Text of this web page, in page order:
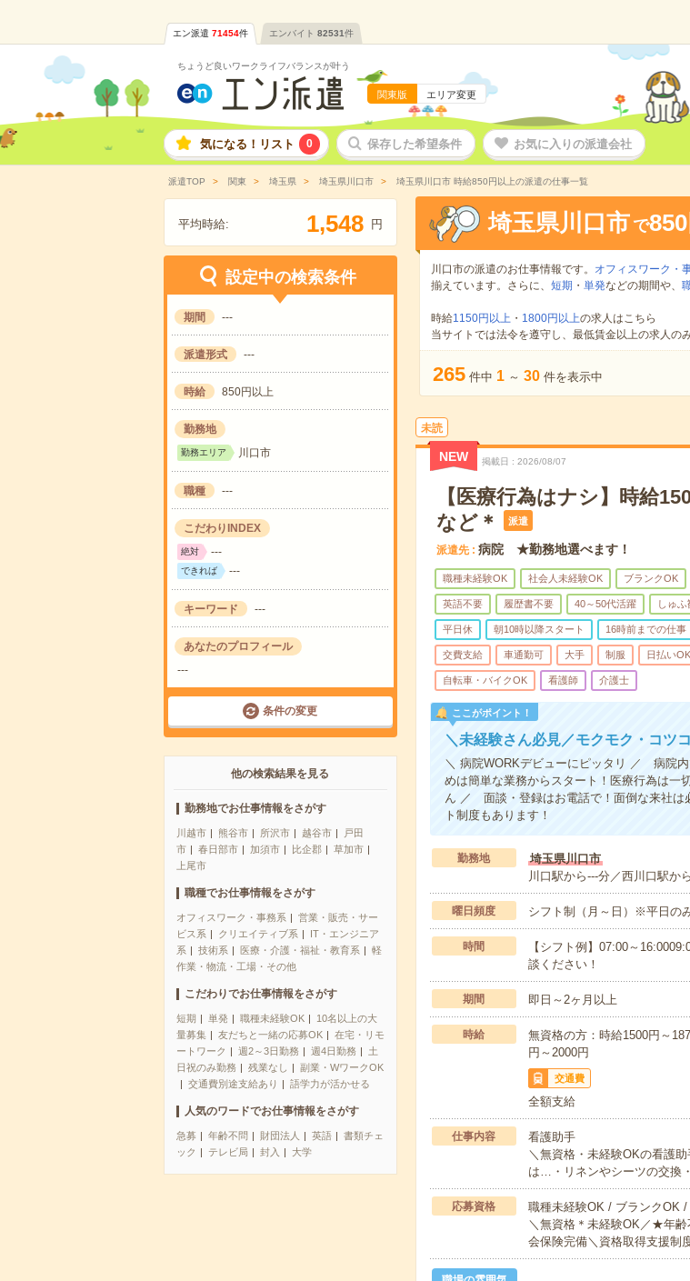
エン派遣 71454件 エンバイト 82531件
ちょうど良いワークライフバランスが叶う
関東版 エリア変更
気になる！リスト 0 保存した希望条件 お気に入りの派遣会社
派遣TOP 関東 埼玉県 埼玉県川口市 埼玉県川口市 時給850円以上の派遣の仕事一覧
平均時給: 1,548 円
設定中の検索条件
期間 ---
派遣形式 ---
時給 850円以上
勤務地
勤務エリア 川口市
職種 ---
こだわりINDEX
絶対 ---
できれば ---
キーワード ---
あなたのプロフィール
---
条件の変更
他の検索結果を見る
勤務地でお仕事情報をさがす
川越市 熊谷市 所沢市 越谷市
戸田
市
春日部市 加須市 比企郡
草加市
上尾市
職種でお仕事情報をさがす
オフィスワーク・事務系
営業・販売・サー
ビス系
クリエイティブ系
IT・エンジニア
系
技術系 医療・介護・福祉・教育系
軽
作業・物流・工場・その他
こだわりでお仕事情報をさがす
短期 単発 職種未経験OK
10名以上の大
量募集
友だちと一緒の応募OK
在宅・リモ
ートワーク
週2～3日勤務 週4日勤務
土
日祝のみ勤務
残業なし
副業・WワークOK
交通費別途支給あり
語学力が活かせる
人気のワードでお仕事情報をさがす
急募 年齢不問 財団法人 英語
書類チェ
ック
テレビ局 封入 大学
埼玉県川口市 で
川口市の派遣のお仕事情報です。 オフィスワーク・
揃えています。さらに、 短期 ・ 単発などの期間や、
時給1150円以上・ 1800円以上の求人はこちら
当サイトでは法令を遵守し、最低賃金以上の求人の
265 件中 1 ～ 30 件を表示中
未読
NEW 掲載日 2026/08/07
【医療行為はナシ】時給
など＊
派遣
派遣先 病院 ★勤務地選べます！
職種未経験OK 社会人未経験OK ブランクOK
英語不要 履歴書不要 40～50代活躍 しゅふ
平日休 朝10時以降スタート 16時前までの仕事
交費支給 車通勤可 大手 制服 日払いOK
自転車・バイクOK 看護師 介護士
ここがポイント！
＼未経験さん必見／モクモク・コツ
＼ 病院WORKデビューにピッタリ ／ 病院
めは簡単な業務からスタート！医療行為は一
ん ／ 面談・登録はお電話で！面倒な来社は
ト制度もあります！
勤務地
埼玉県川口市
川口駅から---分／西川口駅か
曜日頻度 シフト制（月～日）※平日の
時間
【シフト例】07:00～
談ください！
期間 即日～2ヶ月以上
時給
無資格の方：時給1500円～
円～2000円
交通費
全額支給
仕事内容
看護助手
＼無資格・未経験OKの看護
は…・リネンやシーツの交換
応募資格
職種未経験OK / ブランクOK
＼無資格＊未経験OK／★年
会保険完備＼資格取得支援制